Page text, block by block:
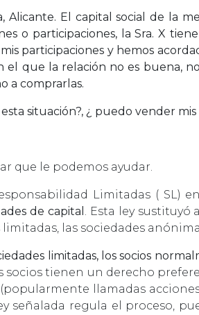
Alicante. El capital social de la
o participaciones, la Sra. X
participaciones y hemos
el que la relación no es buena,
a comprarlas.
situación?, ¿ puedo vender mis
que le podemos ayudar.
Limitadas ( SL)
de capital . Esta ley sustituyó
las sociedades
limitadas, los socios
socios tienen un derecho
llamadas
señalada regula el proceso,